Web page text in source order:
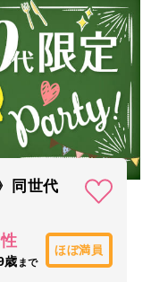
同世代
歳 まで
ほぼ満員